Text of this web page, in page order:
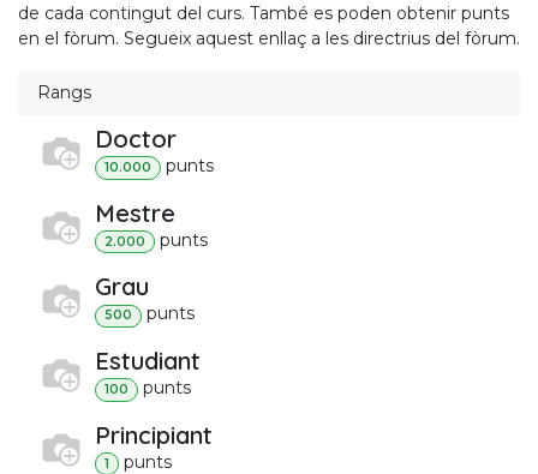
de cada contingut del curs. També es poden obtenir punts
en el fòrum. Segueix aquest enllaç a les directrius del fòrum.
Rangs
Doctor
10.000 punts
Mestre
2.000 punts
Grau
500 punts
Estudiant
100 punts
Principiant
1 punts